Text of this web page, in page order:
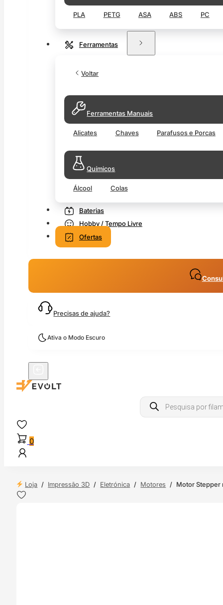
PLA PETG ASA ABS PC
Ferramentas
Voltar
Ferramentas Manuais
Alicates Chaves Parafusos e Porcas
Químicos
Álcool Colas
Baterias
Hobby / Tempo Livre
Ofertas
Precisas de ajuda?
Ativa o Modo Escuro
Products
search
0
Loja / Impressão 3D / Eletrónica / Motores / Motor Stepper